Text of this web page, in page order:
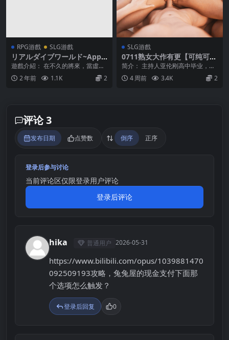
RPG游戲 SLG游戲
リアルダイブワールド~Appe
nd「夏祭り編」 Ver1.06 AI
翻中文
遊戲介紹： 在不久的將來，當虛擬
現實技術「真實潛入系統」成為人
們日常娛樂的一部分...
2 年前 1.1K 2
SLG游戲
0711熟女大作有更【可纯可
牛】合成体 The Synthetic E
p.7【中文汉化】
简介： 主持人亚伦刚高中毕业，热
爱计算机科学。他不擅长与人交
际，而房东阿里安娜・...
4 周前 3.4K 2
评论 3
发布日期 点赞数 倒序 正序
登录后参与讨论
当前评论区仅限登录用户评论
登录后评论
H hika 普通用户 2026-05-31
https://www.bilibili.com/opus/1039881470
092509193攻略，兔兔屋的现金支付下面那
个选项怎么触发？
登录后回复 0